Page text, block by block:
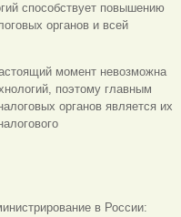
способствует повышению
органов и всей
момент невозможна
поэтому главным
органов является их
в России: